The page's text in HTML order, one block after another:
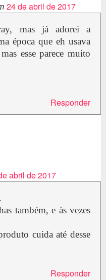
24 de abril de 2017
mas já adorei a
época que eh usava
esse parece muito
Responder
abril de 2017
também, e às vezes
cuida até desse
Responder